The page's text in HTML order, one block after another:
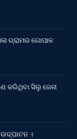
ଗ୍ରାମର ଗୋପାଳ
କରିଥିବା ସିଲୁ ଜେନା
।